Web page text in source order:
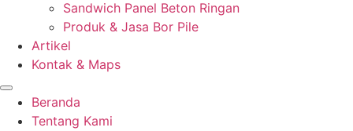
Sandwich Panel Beton Ringan
Produk & Jasa Bor Pile
Artikel
Kontak & Maps
Beranda
Tentang Kami